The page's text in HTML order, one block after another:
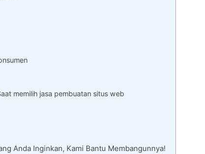
memilih jasa pembuatan situs web
Anda Inginkan, Kami Bantu Membangunnya!